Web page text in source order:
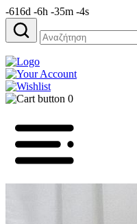
-616d -6h -35m -4s
Αναζήτηση
για:
0